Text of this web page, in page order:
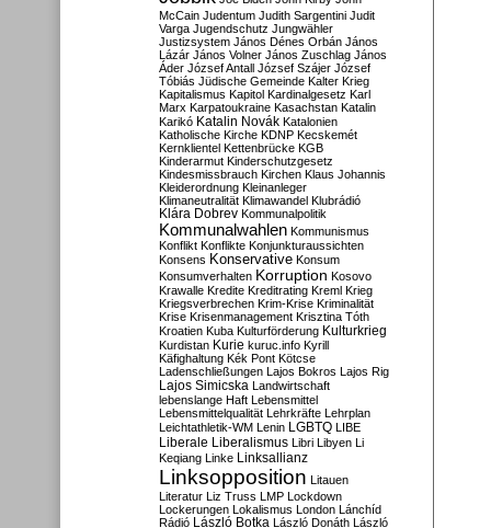
McCain Judentum Judith Sargentini Judit
Varga Jugendschutz Jungwähler
Justizsystem János Dénes Orbán János
Lázár János Volner János Zuschlag János
Áder József Antall József Szájer József
Tóbiás Jüdische Gemeinde Kalter Krieg
Kapitalismus Kapitol Kardinalgesetz Karl
Marx Karpatoukraine Kasachstan Katalin
Karikó Katalin Novák Katalonien
Katholische Kirche KDNP Kecskemét
Kernklientel Kettenbrücke KGB
Kinderarmut Kinderschutzgesetz
Kindesmissbrauch Kirchen Klaus Johannis
Kleiderordnung Kleinanleger
Klimaneutralität Klimawandel Klubrádió
Klára Dobrev Kommunalpolitik
Kommunalwahlen Kommunismus
Konflikt Konflikte Konjunkturaussichten
Konsens Konservative Konsum
Konsumverhalten Korruption Kosovo
Krawalle Kredite Kreditrating Kreml Krieg
Kriegsverbrechen Krim-Krise Kriminalität
Krise Krisenmanagement Krisztina Tóth
Kroatien Kuba Kulturförderung Kulturkrieg
Kurdistan Kurie kuruc.info Kyrill
Käfighaltung Kék Pont Kötcse
Ladenschließungen Lajos Bokros Lajos Rig
Lajos Simicska Landwirtschaft
lebenslange Haft Lebensmittel
Lebensmittelqualität Lehrkräfte Lehrplan
Leichtathletik-WM Lenin LGBTQ LIBE
Liberale Liberalismus Libri Libyen Li
Keqiang Linke Linksallianz
Linksopposition Litauen
Literatur Liz Truss LMP Lockdown
Lockerungen Lokalismus London Lánchíd
Rádió
László Botka László Donáth László